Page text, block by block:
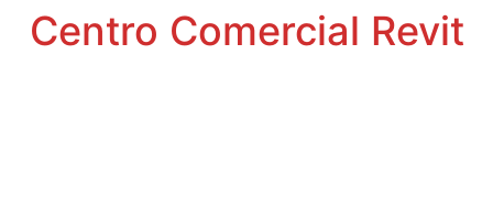
Centro Comercial Revit